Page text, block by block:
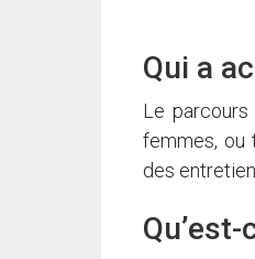
Qui a
Le
femmes, ou
des